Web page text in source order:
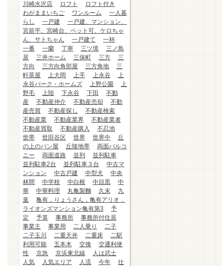
川崎水沢店
ロフト
ロフト付き
わがままいちご
ワンルーム
一人暮
らし
一戸建
一戸建、マンション、
宮前平、宮崎台、ペット可、ケロちゃ
ん、サトちゃん
一戸建て
一杯
一番
一蘭 丁寧 三ツ境
三ノ鳥
居
三井ホーム 三保町 三方
三
方向
三方向角部屋 三方角地
三
軒茶屋
上大岡 上手 上永谷
上
永谷パーク・ホームズ
上野公園
上
野毛
上陸 下永谷 下田
不動
産
不動産仲介 不動産売却
不動
産売買
不動産探し
不動産検索
不動産業
不動産業界
不動産業者
不動産買取
不動産購入
不忍池
世帯
世田谷区 世界 世界中
丘
の上のパン屋
丘陵地帯
両面バルコ
ニー
両面道路 並列
並列駐車
並列駐車2台
並列駐車３台
中古マ
ンション
中古戸建 中型犬
中央
林間
中学校 中白根 中目黒
中
華
中華料理 丸亀製麵 久末
九
葉
亀有，りょうさん，亀有アリオ，
ライオンズマンション亀有第3
予
定
予算 事務所
事務所付住居
事業主
事業用 二人乗り
二子
二子玉川
二重天井 二重床
二駅
利用可能
五本木 交換
交通利便
性
京急 京浜東北線
人は武士
人気
人気エリア 人流 今年
仕